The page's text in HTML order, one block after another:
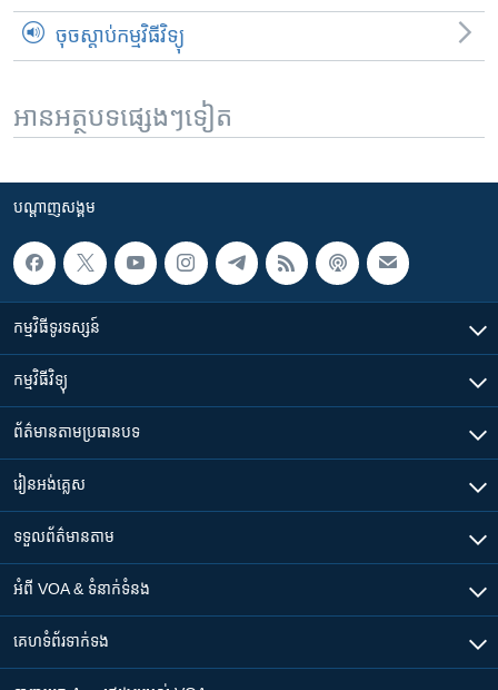
ចុចស្តាប់កម្មវិធីវិទ្យុ
អានអត្ថបទផ្សេងៗទៀត
បណ្តាញ​សង្គម
កម្មវិធី​ទូរទស្សន៍
កម្មវិធី​វិទ្យុ
ព័ត៌មាន​តាមប្រធានបទ​
រៀន​​អង់គ្លេស
ទទួល​ព័ត៌មាន​តាម
អំពី​ VOA & ទំនាក់ទំនង
គេហទំព័រ​​ទាក់ទង